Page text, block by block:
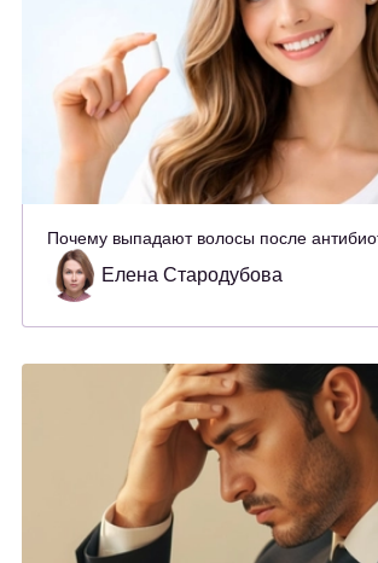
Почему выпадают волосы после
Елена Стародубова